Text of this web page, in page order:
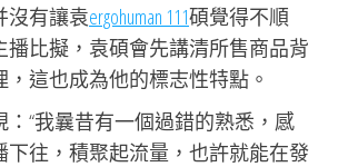
沒有讓袁ergohuman 111碩覺得不順
播比擬，袁碩會先講清所售商品背
，這也成為他的標志性特點。
：“我曩昔有一個過錯的熟悉，感
下往，積聚起流量，也許就能在發